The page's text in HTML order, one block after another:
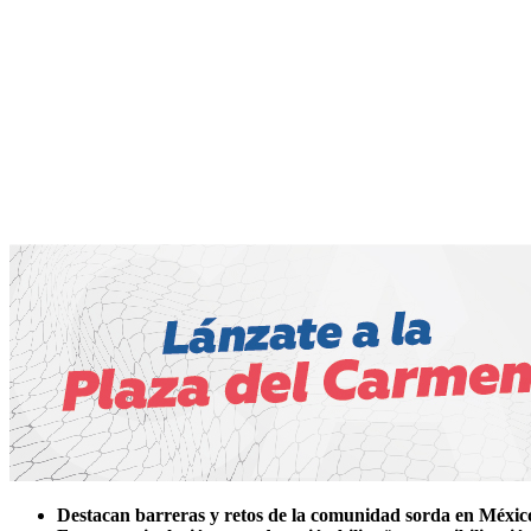
Destacan barreras y retos de la comunidad sorda en